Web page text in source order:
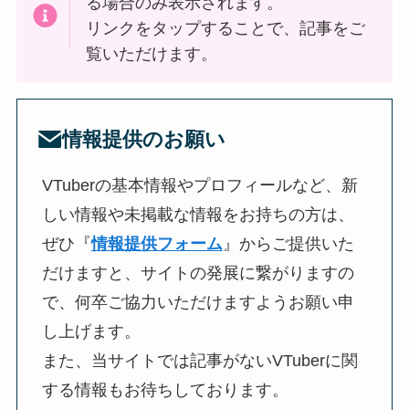
リンクを タップすることで、記事をご
覧いただけます。
情報提供のお願い
VTuberの基本情報やプロフィールなど、新
しい情報や未掲載な情報をお持ちの方は、
ぜひ『情報提供フォーム』からご提供いた
だけますと、サイトの発展に繋がりますの
で、何卒ご協力いただけますようお願い申
し上げます。
また、当サイトでは記事がないVTuberに関
する情報もお待ちしております。